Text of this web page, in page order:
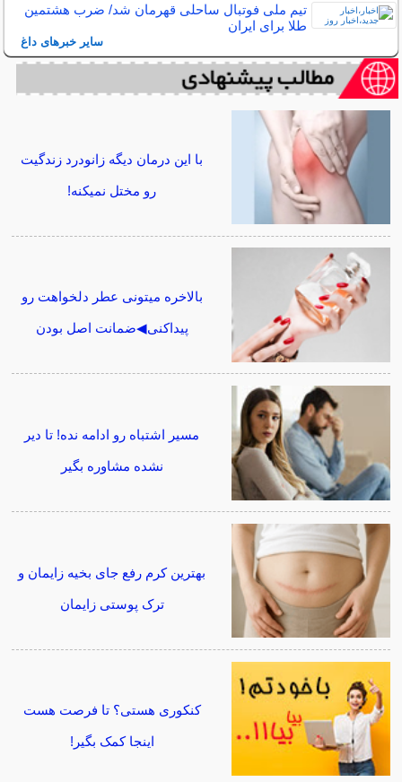
تیم ملی فوتبال ساحلی قهرمان شد/ ضرب هشتمین
طلا برای ایران
سایر خبرهای داغ
با این درمان دیگه زانودرد زندگیت
رو مختل نمیکنه!
بالاخره میتونی عطر دلخواهت رو
پیداکنی◀ضمانت اصل بودن
مسیر اشتباه رو ادامه نده! تا دیر
نشده مشاوره بگیر
بهترین کرم رفع جای بخیه زایمان و
ترک پوستی زایمان
کنکوری هستی؟ تا فرصت هست
اینجا کمک بگیر!